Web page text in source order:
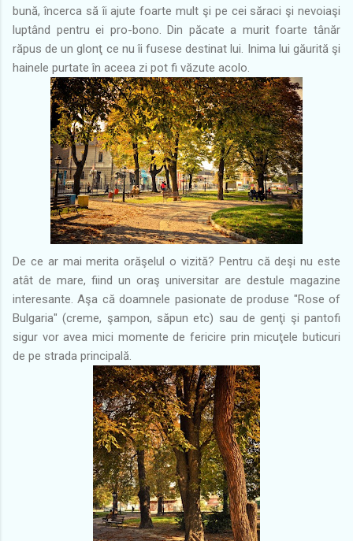
bună, încerca să îi ajute foarte mult şi pe cei săraci şi nevoiaşi
luptând pentru ei pro-bono. Din păcate a murit foarte tânăr
răpus de un glonţ ce nu îi fusese destinat lui. Inima lui găurită şi
hainele purtate în aceea zi pot fi văzute acolo.
De ce ar mai merita orăşelul o vizită? Pentru că deşi nu este
atât de mare, fiind un oraş universitar are destule magazine
interesante. Aşa că doamnele pasionate de produse "Rose of
Bulgaria" (creme, şampon, săpun etc) sau de genţi şi pantofi
sigur vor avea mici momente de fericire prin micuţele buticuri
de pe strada principală.